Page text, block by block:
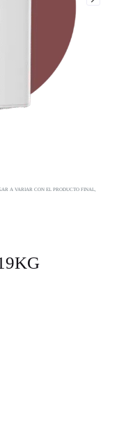
A VARIAR CON EL PRODUCTO FINAL,